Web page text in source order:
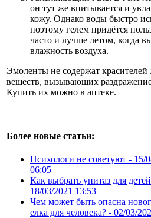
он тут же впитывается и
кожу. Однако воды быстро
поэтому гелем придётся
часто и лучше летом, когда
влажность воздуха.
Эмоленты не содержат красителей
веществ, вызывающих
Купить их можно в аптеке.
Более новые статьи:
Психологи не советуют - 15/
06:05
Как выбрать унитаз для
18/03/2021 13:53
Чем может быть опасна
елка для человека? - 02/03/